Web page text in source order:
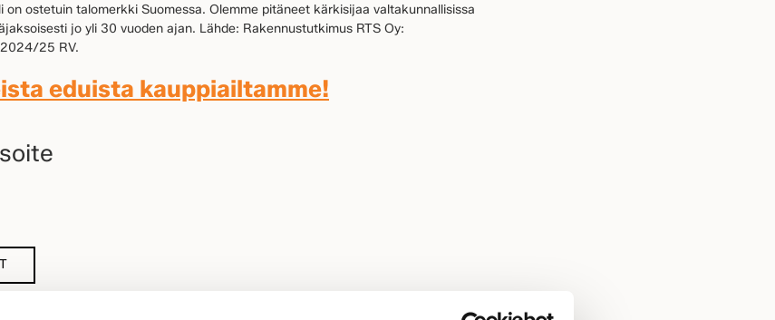
ostetuin talomerkki Suomessa. Olemme pitäneet kärkisijaa valtakunnallisissa
jo yli 30 vuoden ajan. Lähde: Rakennustutkimus RTS Oy:
25 RV.
eduista kauppiailtamme!